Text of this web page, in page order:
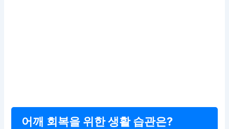
어깨 회복을 위한 생활 습관은?